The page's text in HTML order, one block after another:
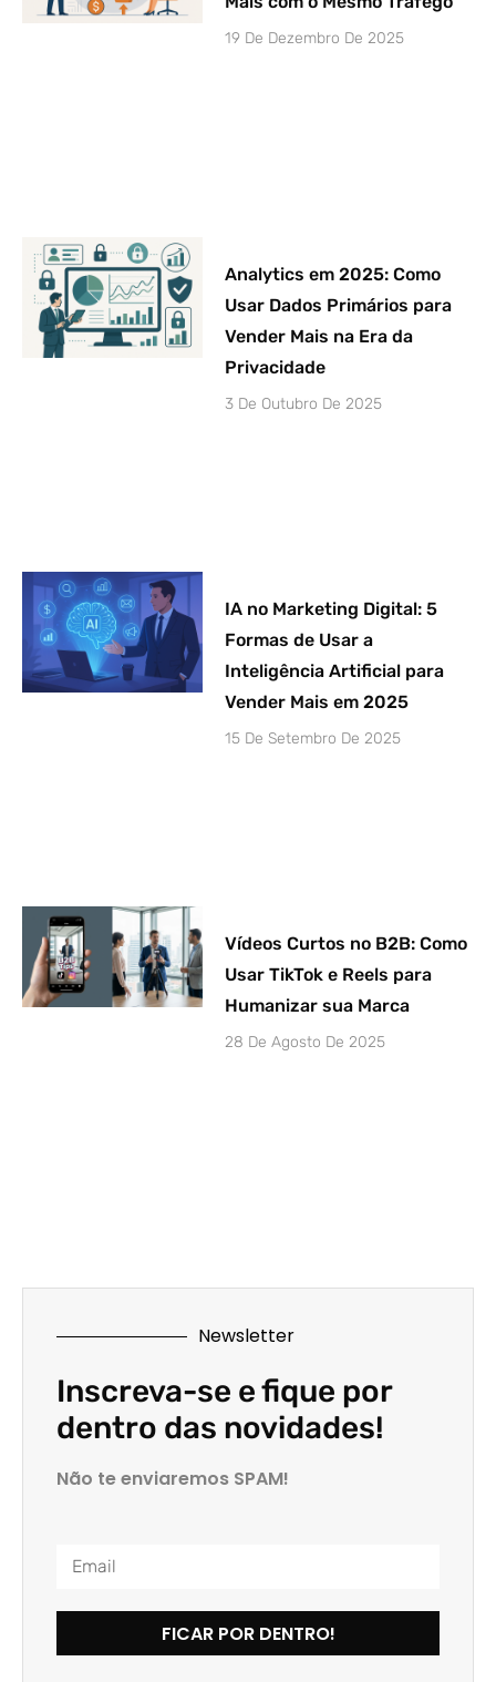
19 De Dezembro De 2025
Analytics em 2025: Como
Usar Dados Primários para
Vender Mais na Era da
Privacidade
3 De Outubro De 2025
IA no Marketing Digital: 5
Formas de Usar a
Inteligência Artificial para
Vender Mais em 2025
15 De Setembro De 2025
Vídeos Curtos no B2B: Como
Usar TikTok e Reels para
Humanizar sua Marca
28 De Agosto De 2025
Newsletter
Inscreva-se e fique por
dentro das novidades!
Não te enviaremos SPAM!
FICAR POR DENTRO!